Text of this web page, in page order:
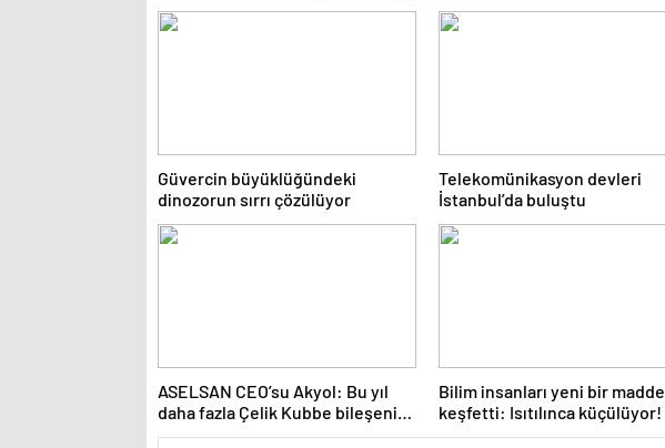
Güvercin büyüklüğündeki
dinozorun sırrı çözülüyor
Telekomünikasyon devleri
İstanbul’da buluştu
ASELSAN CEO’su Akyol: Bu yıl
daha fazla Çelik Kubbe bileşenini
envantere vereceğiz
Bilim insanları yeni bir madde
keşfetti: Isıtılınca küçülüyor!